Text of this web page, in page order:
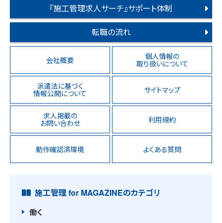
『施工管理求人サーチ』サポート体制
転職の流れ
会社概要 個人情報の
取り扱いについて
派遣法に基づく
情報公開について サイトマップ
求人掲載の
お問い合わせ 利用規約
動作確認済環境 よくある質問
施工管理 for MAGAZINEのカテゴリ
働く